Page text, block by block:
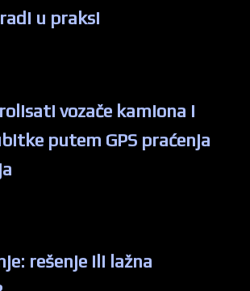
u praksi
vozače kamiona i
putem GPS praćenja
rešenje ili lažna